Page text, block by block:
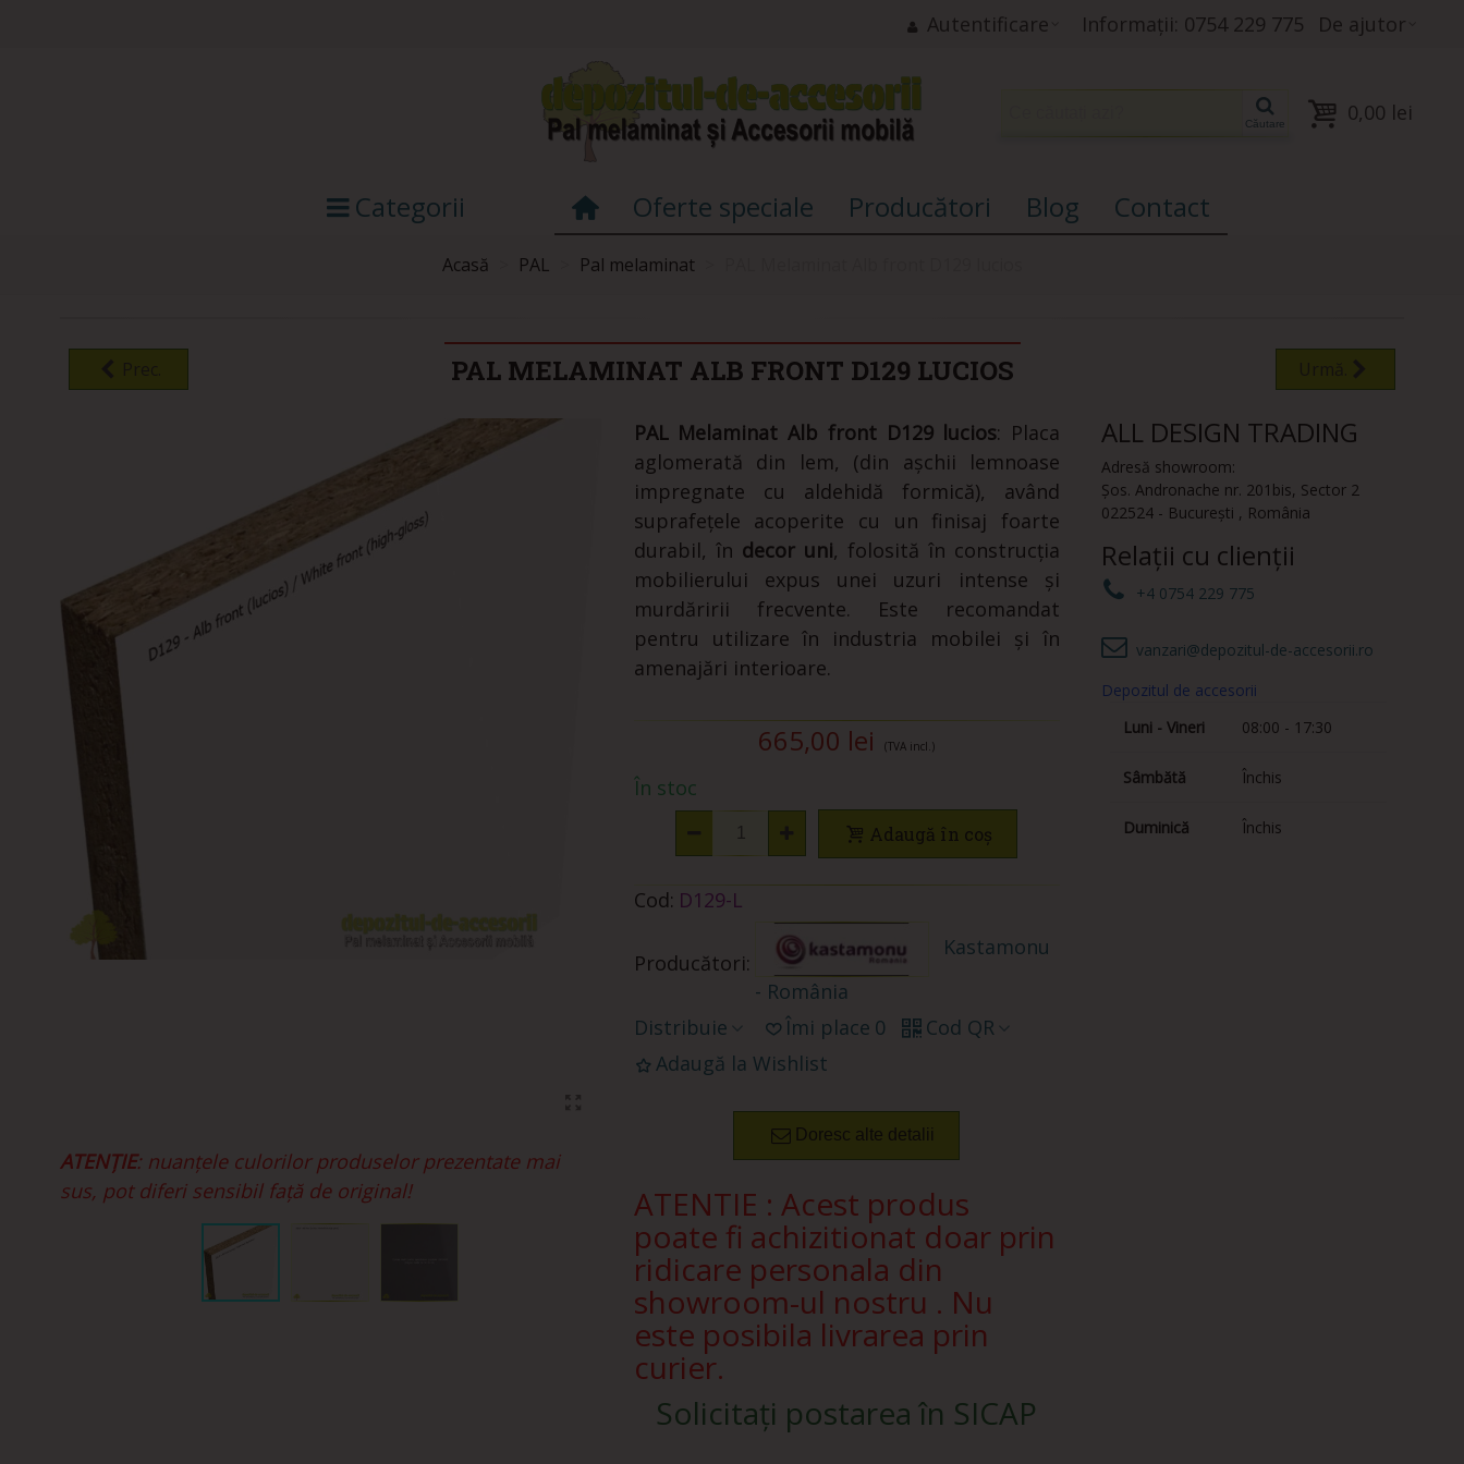
Autentificare Informații: 0754 229 775 De ajutor
Căutare 0,00 lei
Categorii Oferte speciale Producători Blog Contact
Acasă PAL Pal melaminat
PAL MELAMINAT ALB FRONT D129 LUCIOS
ATENȚIE: nuanțele culorilor produselor prezentate mai
sus, pot diferi sensibil față de original!
PAL Melaminat Alb front D129 lucios: Placa
aglomerată din lem, (din așchii lemnoase
impregnate cu aldehidă formică), având
suprafețele acoperite cu un finisaj foarte
durabil, în decor uni, folosită în construcția
mobilierului expus unei uzuri intense și
murdăririi frecvente. Este recomandat
pentru utilizare în industria mobilei și în
amenajări interioare.
665,00 lei (TVA incl.)
În stoc
Adaugă în coș
Cod: D129-L
Producători:
Kastamonu
- România
Distribuie
Îmi place 0
Cod QR
Adaugă la Wishlist
Doresc alte detalii
ATENTIE : Acest produs
poate fi achizitionat doar prin
ridicare personala din
showroom-ul nostru . Nu
este posibila livrarea prin
curier.
Solicitați postarea în SICAP
ALL DESIGN TRADING
Adresă showroom:
Șos. Andronache nr. 201bis, Sector 2
022524- București , România
Relații cu clienții
+4 0754 229 775
vanzari@depozitul-de-accesorii.ro
Depozitul de accesorii
Luni - Vineri
08:00 - 17:30
Sâmbătă Închis
Duminică Închis